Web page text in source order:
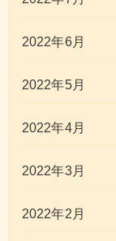
2022年6月
2022年5月
2022年4月
2022年3月
2022年2月